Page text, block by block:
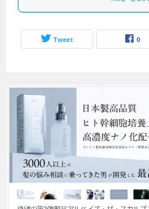
Tweet 0